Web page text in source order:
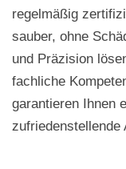
regelmäßig
sauber, ohne
und Präzision
fachliche
garantieren Ihnen
zufriedenstellende